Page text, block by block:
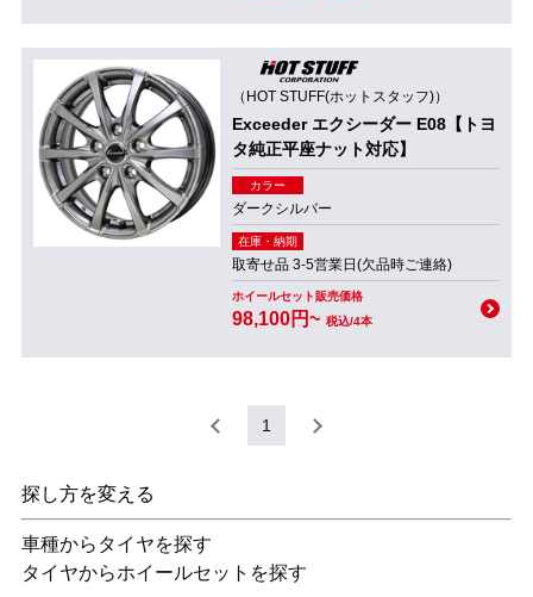
（HOT STUFF(ホットスタッフ)）
Exceeder エクシーダー E08【トヨ
タ純正平座ナット対応】
カラー
ダークシルバー
在庫・納期
取寄せ品 3-5営業日(欠品時ご連絡)
ホイールセット販売価格
98,100円~ 税込/4本
1
探し方を変える
車種からタイヤを探す
タイヤからホイールセットを探す